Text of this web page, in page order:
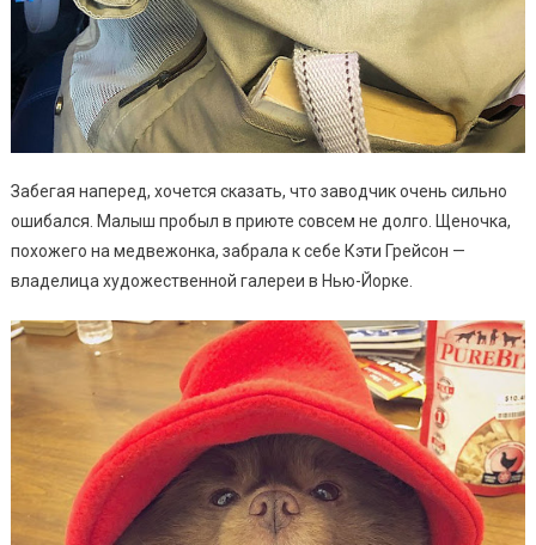
Забегая наперед, хочется сказать, что заводчик очень сильно
ошибался. Малыш пробыл в приюте совсем не долго. Щеночка,
похожего на медвежонка, забрала к себе Кэти Грейсон —
владелица художественной галереи в Нью-Йорке.